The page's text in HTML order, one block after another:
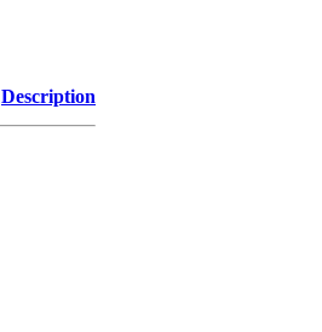
Description